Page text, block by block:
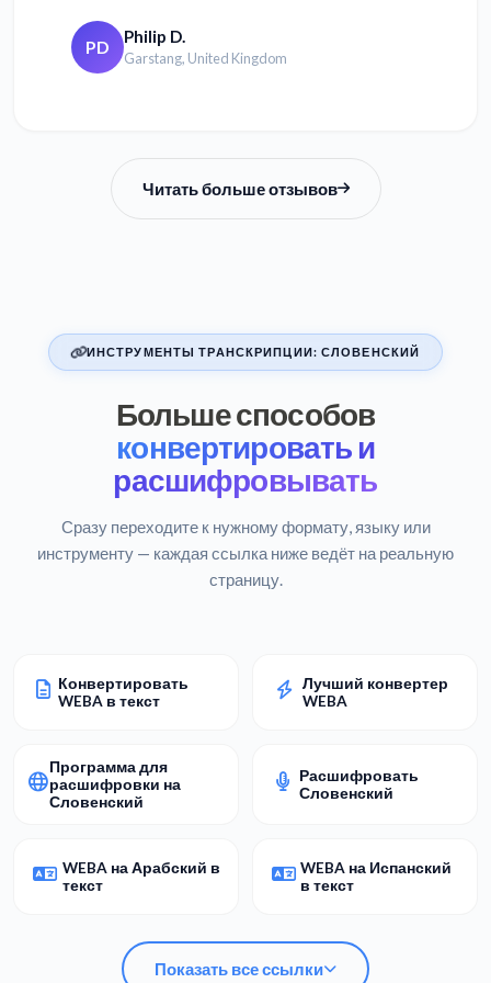
PD Philip D.
Garstang, United Kingdom
Читать больше отзывов
ИНСТРУМЕНТЫ ТРАНСКРИПЦИИ: СЛОВЕНСКИЙ
Больше способов
конвертировать и
расшифровывать
Сразу переходите к нужному формату, языку или
инструменту — каждая ссылка ниже ведёт на реальную
страницу.
Конвертировать
WEBA в текст
Лучший конвертер
WEBA
Программа для
расшифровки на
Словенский
Расшифровать
Словенский
WEBA на Арабский в
текст
WEBA на Испанский
в текст
Показать все ссылки